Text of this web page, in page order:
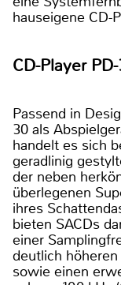
hauseigene CD-
CD-Player
Passend in
30 als
handelt es sich
geradlinig
der neben
überlegenen
ihres
bieten SACDs
einer
deutlich
sowie einen